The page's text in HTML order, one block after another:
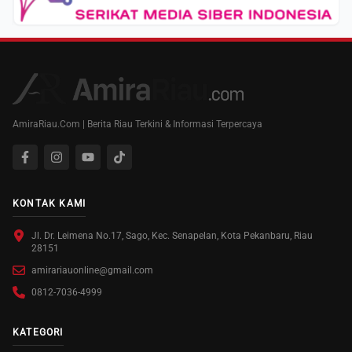
AmiraRiau.Com | Berita Riau Terkini & Informasi Terpercaya
KONTAK KAMI
Jl. Dr. Leimena No.17, Sago, Kec. Senapelan, Kota Pekanbaru, Riau
28151
amirariauonline@gmail.com
0812-7036-4999
KATEGORI